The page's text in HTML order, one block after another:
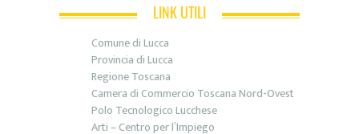
LINK UTILI
Comune di Lucca
Provincia di Lucca
Regione Toscana
Camera di Commercio Toscana Nord-Ovest
Polo Tecnologico Lucchese
Arti – Centro per l’Impiego